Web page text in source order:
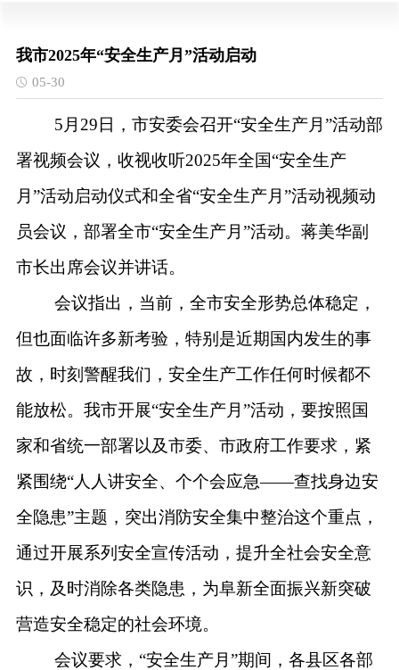
我市2025年“安全生产月”活动启动
05-30
5月 29 日，市安委会召开“安全生产月”活动部
署视频会议，收视收听2025年全国“安全生产
月”活动启动仪式和全省“安全生产月”活动视频动
员会议，部署全市“安全生产月”活动。 蒋美华副
市长出席会议并讲话。
会议指出，当前，全市安全形势总体稳定，
但也面临许多新考验，特别是近期国内发生的事
故，时刻警醒我们，安全生产工作任何时候都不
能放松。我市开展“安全生产月”活动，要按照国
家和省统一部署以及市委、市政府工作要求，紧
紧围绕“人人讲安全、个个会应急——查找身边安
全隐患”主题，突出消防安全集中整治这个重点，
通过开展系列安全宣传活动，提升全社会安全意
识，及时消除各类隐患，为阜新全面振兴新突破
营造安全稳定的社会环境。
会议要求， “安全生产月”期间， 各县区各部